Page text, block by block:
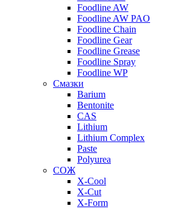
Foodline AW
Foodline AW PAO
Foodline Chain
Foodline Gear
Foodline Grease
Foodline Spray
Foodline WP
Смазки
Barium
Bentonite
CAS
Lithium
Lithium Complex
Paste
Polyurea
СОЖ
X-Cool
X-Cut
X-Form